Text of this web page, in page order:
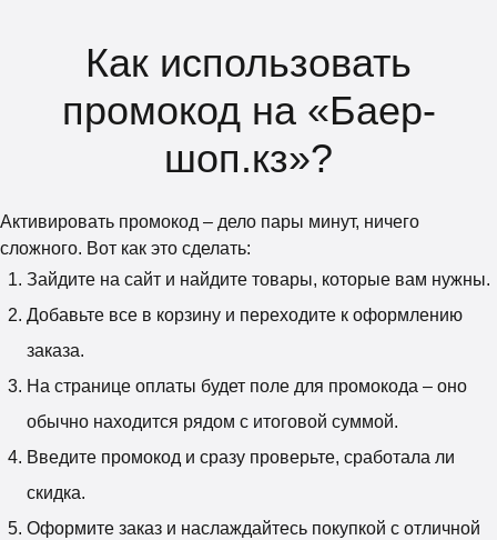
Как использовать
промокод на «Баер-
шоп.кз»?
Активировать промокод – дело пары минут, ничего
сложного. Вот как это сделать:
Зайдите на сайт и найдите товары, которые вам нужны.
Добавьте все в корзину и переходите к оформлению
заказа.
На странице оплаты будет поле для промокода – оно
обычно находится рядом с итоговой суммой.
Введите промокод и сразу проверьте, сработала ли
скидка.
Оформите заказ и наслаждайтесь покупкой с отличной